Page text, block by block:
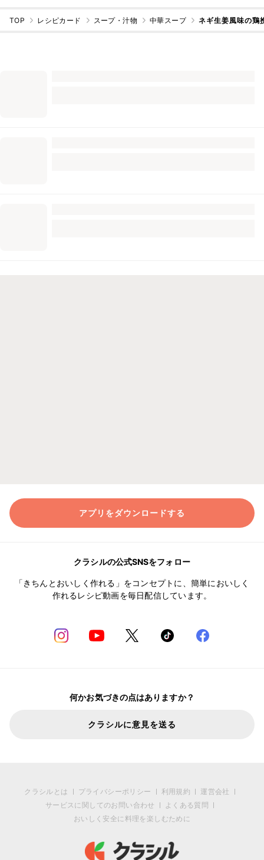
TOP レシピカード スープ・汁物 中華スープ ネギ生姜風味の鶏
アプリをダウンロードする
クラシルの公式SNSをフォロー
「きちんとおいしく作れる」をコンセプトに、簡単においしく
作れるレシピ動画を毎日配信しています。
何かお気づきの点はありますか？
クラシルに意見を送る
クラシルとは プライバシーポリシー 利用規約
運営会社
サービスに関してのお問い合わせ
よくある質問
おいしく安全に料理を楽しむために